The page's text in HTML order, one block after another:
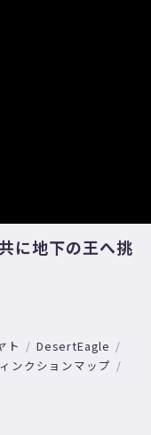
に地下の王へ挑
ト
DesertEagle
ンクションマップ